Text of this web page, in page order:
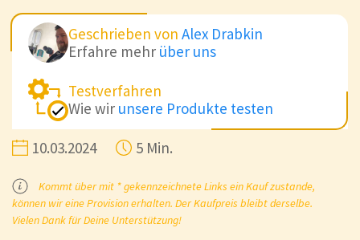
Geschrieben von Alex Drabkin
Erfahre mehr über uns
Testverfahren
Wie wir unsere Produkte testen
10.03.2024 5 Min.
Kommt über mit * gekennzeichnete Links ein Kauf zustande,
können wir eine Provision erhalten. Der Kaufpreis bleibt derselbe.
Vielen Dank für Deine Unterstützung!